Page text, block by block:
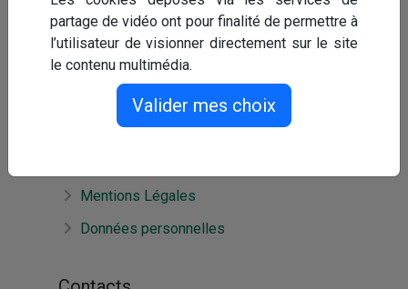
A propos
Nous découvrir
Nos offres et services
Mentions Légales
Données personnelles
partage de vidéo ont pour finalité de permettre à
l’utilisateur de visionner directement sur le site
le contenu multimédia.
Valider mes choix